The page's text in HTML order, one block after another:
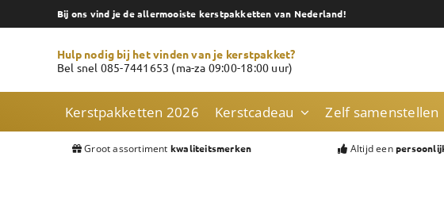
to
Bij ons vind je de allermooiste kerstpakketten van Nederland!
Hulp nodig bij het vinden van je kerstpakket?
Bel snel 085-7441653 (ma-za 09:00-18:00 uur)
Kerstpakketten 2026 Kerstcadeau Zelf samenstellen
Groot assortiment kwaliteitsmerken Altijd een